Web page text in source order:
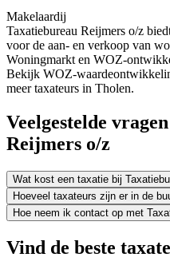
Makelaardij
Taxatiebureau Reijmers o/z
voor de aan- en verkoop van
Woningmarkt en WOZ-
Bekijk WOZ-
meer taxateurs in Tholen.
Veelgestelde
Reijmers o/z
Wat kost een taxatie bij
Hoeveel taxateurs zijn er in de
Hoe neem ik contact op met
Vind de beste